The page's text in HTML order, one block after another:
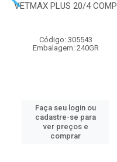
VETMAX PLUS 20/4 COMP
Código: 305543
Embalagem: 240GR
Faça seu login ou
cadastre-se para
ver preços e
comprar